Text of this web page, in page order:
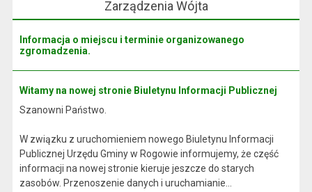
Zarządzenia Wójta
Informacja o miejscu i terminie organizowanego
zgromadzenia.
Witamy na nowej stronie Biuletynu Informacji Publicznej
Szanowni Państwo.
W związku z uruchomieniem nowego Biuletynu Informacji
Publicznej Urzędu Gminy w Rogowie informujemy, że część
informacji na nowej stronie kieruje jeszcze do starych
zasobów. Przenoszenie danych i uruchamianie...